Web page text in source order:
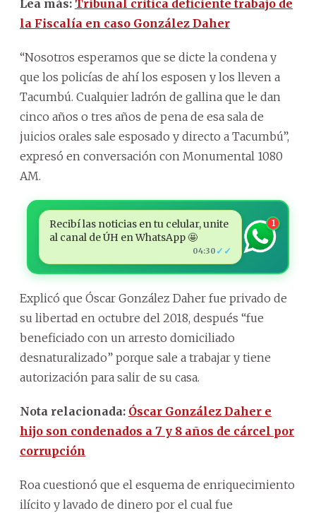
Lea más: Tribunal critica deficiente trabajo de
la Fiscalía en caso González Daher
“Nosotros esperamos que se dicte la condena y
que los policías de ahí los esposen y los lleven a
Tacumbú. Cualquier ladrón de gallina que le dan
cinco años o tres años de pena de esa sala de
juicios orales sale esposado y directo a Tacumbú”,
expresó en conversación con Monumental 1080
AM.
Recibí las noticias en tu celular, unite
al canal de ÚH en WhatsApp 🤩
04:30 ✓✓
1
Explicó que Óscar González Daher fue privado de
su libertad en octubre del 2018, después “fue
beneficiado con un arresto domiciliado
desnaturalizado” porque sale a trabajar y tiene
autorización para salir de su casa.
Nota relacionada: Óscar González Daher e
hijo son condenados a 7 y 8 años de cárcel por
corrupción
Roa cuestionó que el esquema de enriquecimiento
ilícito y lavado de dinero por el cual fue